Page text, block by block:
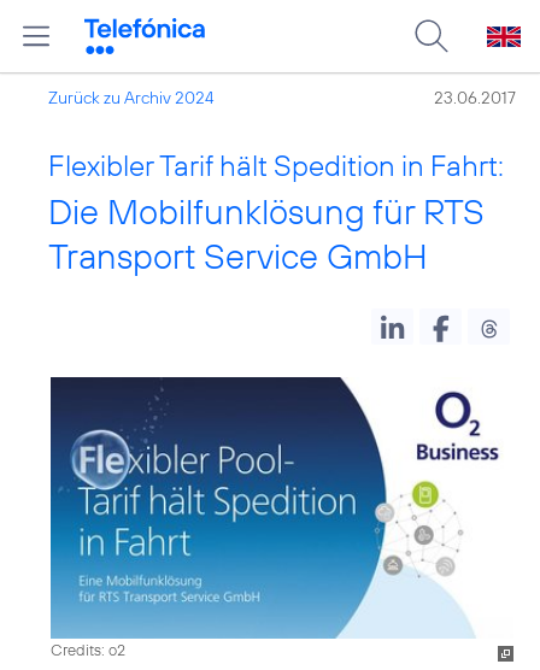
Zurück zu Archiv 2024 23.06.2017
Flexibler Tarif hält Spedition in Fahrt:
Die Mobilfunklösung für RTS
Transport Service GmbH
Credits: o2